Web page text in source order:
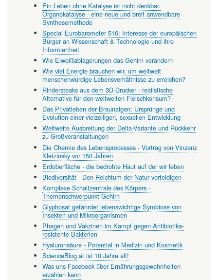
Ein Leben ohne Katalyse ist nicht denkbar.
Organokatalyse - eine neue und breit anwendbare
Synthesemethode
Special Eurobarometer 516: Interesse der europäischen
Bürger an Wissenschaft & Technologie und ihre
Informiertheit
Wie Eiweißablagerungen das Gehirn verändern
Wie viel Energie brauchen wir, um weltweit
menschenwürdige Lebensverhältnisse zu erreichen?
Rindersteaks aus dem 3D-Drucker - realistische
Alternative für den weltweiten Fleischkonsum?
Das Privatleben der Braunalgen: Ursprünge und
Evolution einer vielzelligen, sexuellen Entwicklung
Weltweite Ausbreitung der Delta-Variante und Rückkehr
zu Großveranstaltungen
Die Chemie des Lebensprocesses - Vortrag von Vinzenz
Kletzinsky vor 150 Jahren
Erdoberfläche - die bedrohte Haut auf der wir leben
Biodiversität - Den Reichtum der Natur verteidigen
Komplexe Schaltzentrale des Körpers -
Themenschwerpunkt Gehirn
Glyphosat gefährdet lebenswichtige Symbiose von
Insekten und Mikroorganismen
Phagen und Vakzinen im Kampf gegen Antibiotika-
resistente Bakterien
Hyaluronsäure - Potential in Medizin und Kosmetik
ScienceBlog.at ist 10 Jahre alt!
Was uns Facebook über Ernährungsgewohnheiten
erzählen kann